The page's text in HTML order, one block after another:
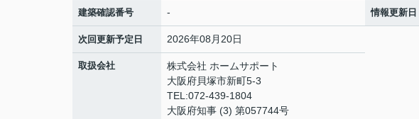
建築確認番号 - 情報更新日
次回更新予定日 2026年08月20日
取扱会社
株式会社 ホームサポート
大阪府貝塚市新町5-3
TEL:072-439-1804
大阪府知事 (3) 第057744号